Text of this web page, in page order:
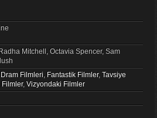
Mitchell, Octavia Spencer, Sam
Dram Filmleri, Fantastik Filmler, Tavsiye
, Vizyondaki Filmler